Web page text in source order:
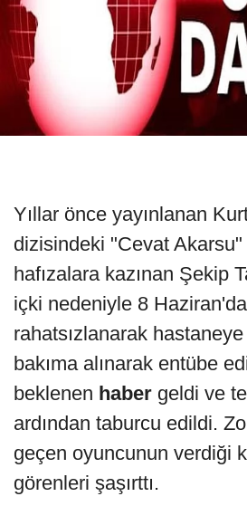
Yıllar önce yayınlanan
dizisindeki "Cevat
hafızalara kazınan Şekip
içki nedeniyle 8
rahatsızlanarak hastaneye
bakıma alınarak entübe
beklenen haber geldi ve
ardından taburcu edildi.
geçen oyuncunun verdiği
görenleri şaşırttı.